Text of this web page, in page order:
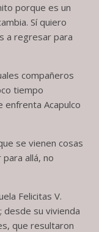
porque es un
Sí quiero
a regresar para
compañeros
tiempo
enfrenta Acapulco
se vienen cosas
allá, no
Felicitas V.
desde su vivienda
que resultaron